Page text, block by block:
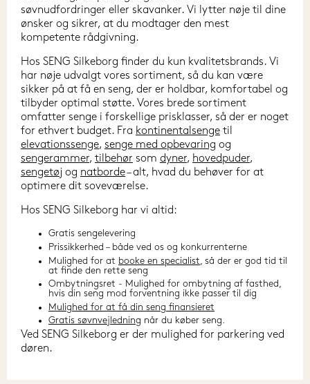
søvnudfordringer eller skavanker. Vi lytter nøje til dine
ønsker og sikrer, at du modtager den mest
kompetente rådgivning.
Hos SENG Silkeborg finder du kun kvalitetsbrands. Vi
har nøje udvalgt vores sortiment, så du kan være
sikker på at få en seng, der er holdbar, komfortabel og
tilbyder optimal støtte. Vores brede sortiment
omfatter senge i forskellige prisklasser, så der er noget
for ethvert budget. Fra kontinentalsenge
elevationssenge, senge med opbevaring
sengerammer, tilbehør som dyner, hovedpuder
sengetøj og natborde – alt, hvad du behøver for at
optimere dit soveværelse.
Hos SENG Silkeborg har vi altid:
Gratis sengelevering
Prissikkerhed – både ved os og konkurrenterne
Mulighed for at booke en specialist, så der er god tid til
at finde den rette seng
Ombytningsret - Mulighed for ombytning af fasthed,
hvis din seng mod forventning ikke passer til dig
Mulighed for at få din seng finansieret
Gratis søvnvejledning når du køber seng.
Ved SENG Silkeborg er der mulighed for parkering ved
døren.